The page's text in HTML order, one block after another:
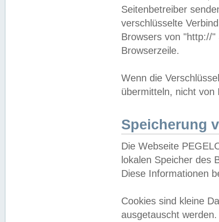
Seitenbetreiber
verschlüsselte
Browsers von "http://
Browserzeile.
Wenn die
übermitteln, nicht von
Speicherung
Die Webseite
lokalen Speicher des
Diese Informationen
Cookies sind kleine
ausgetauscht